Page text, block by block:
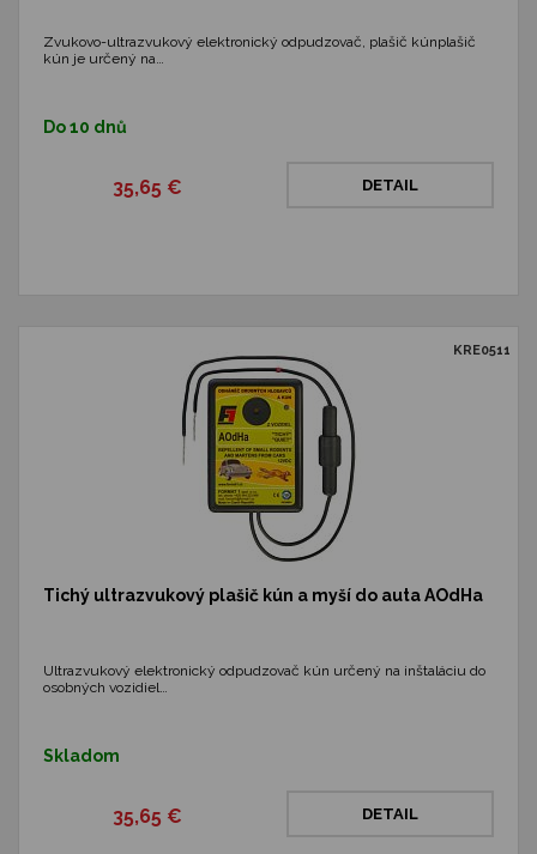
Zvukovo-ultrazvukový elektronický odpudzovač, plašič kúnplašič
kún je určený na…
Do 10 dnů
35,65 € DETAIL
KRE0511
Tichý ultrazvukový plašič kún a myší do auta AOdHa
Ultrazvukový elektronický odpudzovač kún určený na inštaláciu do
osobných vozidiel…
Skladom
35,65 € DETAIL